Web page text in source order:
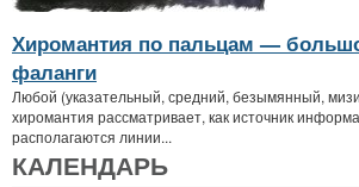
Хиромантия по пальцам —
фаланги
Любой (указательный, средний, безымянный,
хиромантия рассматривает, как источник
располагаются линии...
КАЛЕНДАРЬ